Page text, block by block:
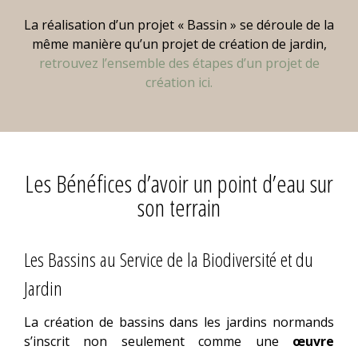
La réalisation d’un projet « Bassin » se déroule de la
même manière qu’un projet de création de jardin,
retrouvez l’ensemble des étapes d’un projet de
création ici.
Les Bénéfices d’avoir un point d’eau sur
son terrain
Les Bassins au Service de la Biodiversité et du
Jardin
La création de bassins dans les jardins normands
s’inscrit non seulement comme une œuvre